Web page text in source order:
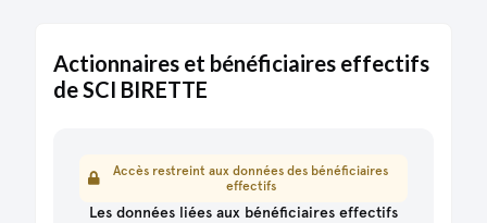
Actionnaires et bénéficiaires effectifs
de SCI BIRETTE
Accès restreint aux données des bénéficiaires
effectifs
Les données liées aux bénéficiaires effectifs